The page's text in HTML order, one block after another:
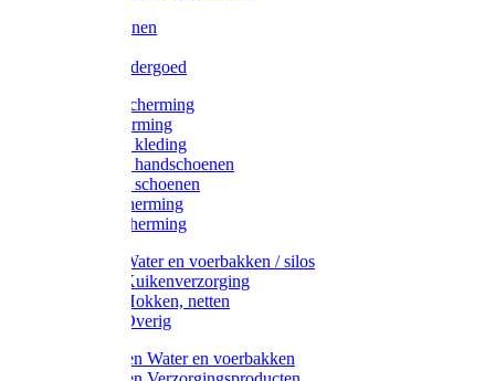
Handschoenen
Thermo ondergoed
Gehoorbescherming
Oogbescherming
Disposable kleding
Disposable handschoenen
Disposable schoenen
Mondbescherming
Hoofdbescherming
Pluimvee Water en voerbakken / silos
Pluimvee Kuikenverzorging
Pluimvee Hokken, netten
Pluimvee Overig
Knaagdieren Water en voerbakken